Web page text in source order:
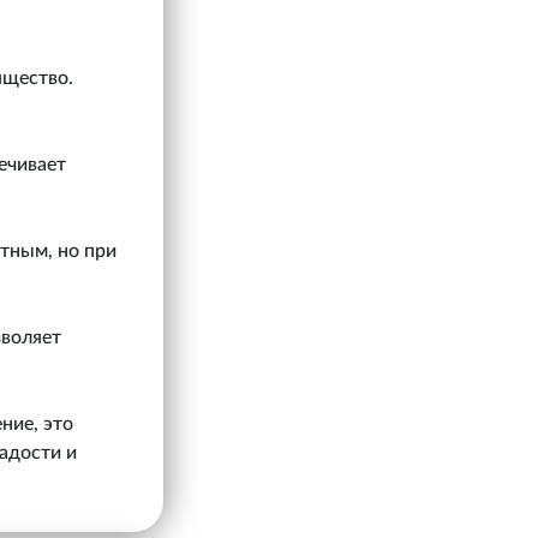
но при
это
и